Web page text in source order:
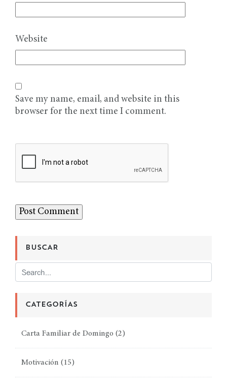
Website
Save my name, email, and website in this
browser for the next time I comment.
BUSCAR
CATEGORÍAS
Carta Familiar de Domingo (2)
Motivación (15)